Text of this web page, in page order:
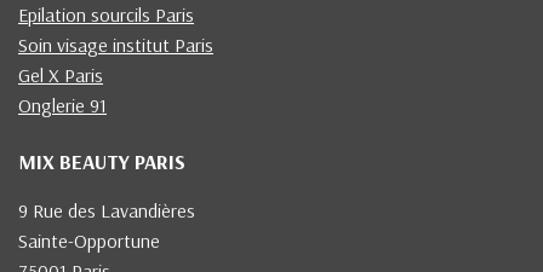
Epilation sourcils Paris
Soin visage institut Paris
Gel X Paris
Onglerie 91
MIX BEAUTY PARIS
9 Rue des Lavandières
Sainte-Opportune